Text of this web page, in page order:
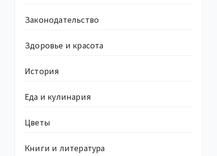
Законодательство
Здоровье и красота
История
Еда и кулинария
Цветы
Книги и литература